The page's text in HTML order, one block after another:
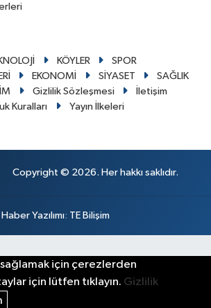
KÖYLER
SPOR
EKONOMİ SİYASET
SAĞLIK
Gizlilik Sözleşmesi
İletişim
Kuralları Yayın İlkeleri
Copyright © 2026. Her hakkı saklıdır.
Haber Yazılımı: TE Bilişim
için çerezlerden
için lütfen tıklayın. Gizlilik